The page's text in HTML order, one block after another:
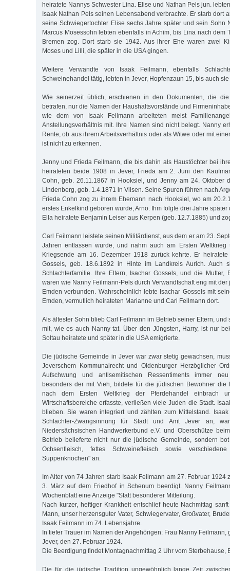
heiratete Nannys Schwester Lina. Elise und Nathan Pels jun.
Isaak Nathan Pels seinen Lebensabend verbrachte. Er starb dort
seine Schwiegertochter Elise sechs Jahre später und sein Sohn
Marcus Mosessohn lebten ebenfalls in Achim, bis Lina nach dem
Bremen zog. Dort starb sie 1942. Aus ihrer Ehe waren zwei
Moses und Lilli, die später in die USA gingen.
Weitere Verwandte von Isaak Feilmann, ebenfalls
Schweinehandel tätig, lebten in Jever, Hopfenzaun 15, bis auch
Wie seinerzeit üblich, erschienen in den Dokumenten, die
betrafen, nur die Namen der Haushaltsvorstände und
wie dem von Isaak Feilmann arbeiteten meist
Anstellungsverhältnis mit. Ihre Namen sind nicht belegt. Nanny
Rente, ob aus ihrem Arbeitsverhältnis oder als Witwe oder mit
ist nicht zu erkennen.
Jenny und Frieda Feilmann, die bis dahin als Haustöchter bei
heirateten beide 1908 in Jever, Frieda am 2. Juni den
Cohn, geb. 26.11.1867 in Hooksiel, und Jenny am 24. Oktober
Lindenberg, geb. 1.4.1871 in Vilsen. Seine Spuren führen nach
Frieda Cohn zog zu ihrem Ehemann nach Hooksiel, wo am
erstes Enkelkind geboren wurde, Arno. Ihm folgte drei Jahre
Ella heiratete Benjamin Leiser aus Kerpen (geb. 12.7.1885) und
Carl Feilmann leistete seinen Militärdienst, aus dem er am 23.
Jahren entlassen wurde, und nahm auch am Ersten
Kriegsende am 16. Dezember 1918 zurück kehrte. Er
Gossels, geb. 18.6.1892 in Hinte im Landkreis Aurich. Auch
Schlachterfamilie. Ihre Eltern, Isachar Gossels, und die Mutter,
waren wie Nanny Feilmann-Pels durch Verwandtschaft eng mit
Emden verbunden. Wahrscheinlich lebte Isachar Gossels mit
Emden, vermutlich heirateten Marianne und Carl Feilmann dort.
Als ältester Sohn blieb Carl Feilmann im Betrieb seiner Eltern, und
mit, wie es auch Nanny tat. Über den Jüngsten, Harry, ist nur
Soltau heiratete und später in die USA emigrierte.
Die jüdische Gemeinde in Jever war zwar stetig gewachsen,
Jeverschem Kommunalrecht und Oldenburger Herzöglicher
Aufschwung und antisemitischen Ressentiments immer
besonders der mit Vieh, bildete für die jüdischen Bewohner die
nach dem Ersten Weltkrieg der Pferdehandel einbrach
Wirtschaftsbereiche erfasste, verließen viele Juden die Stadt.
blieben. Sie waren integriert und zählten zum Mittelstand.
Schlachter-Zwangsinnung für Stadt und Amt Jever an,
Niedersächsischen Handwerkerbund e.V. und Oberschütze
Betrieb belieferte nicht nur die jüdische Gemeinde, sondern
Ochsenfleisch, fettes Schweinefleisch sowie
Suppenknochen" an.
Im Alter von 74 Jahren starb Isaak Feilmann am 27. Februar 1924
3. März auf dem Friedhof in Schenum beerdigt. Nanny
Wochenblatt eine Anzeige "Statt besonderer Mitteilung.
Nach kurzer, heftiger Krankheit entschlief heute Nachmittag
Mann, unser herzensguter Vater, Schwiegervater, Großvater,
Isaak Feilmann im 74. Lebensjahre.
In tiefer Trauer im Namen der Angehörigen: Frau Nanny Feilmann,
Jever, den 27. Februar 1924.
Die Beerdigung findet Montagnachmittag 2 Uhr vom Sterbehause,
Die für die jüdische Tradition ungewöhnlich lange Zeit